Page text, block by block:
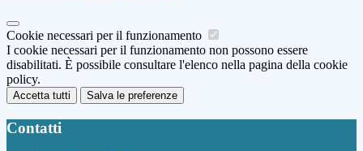
Cookie necessari per il funzionamento
I cookie necessari per il funzionamento non possono essere
disabilitati. È possibile consultare l'elenco nella pagina della cookie
policy.
Accetta tutti Salva le preferenze
Contatti